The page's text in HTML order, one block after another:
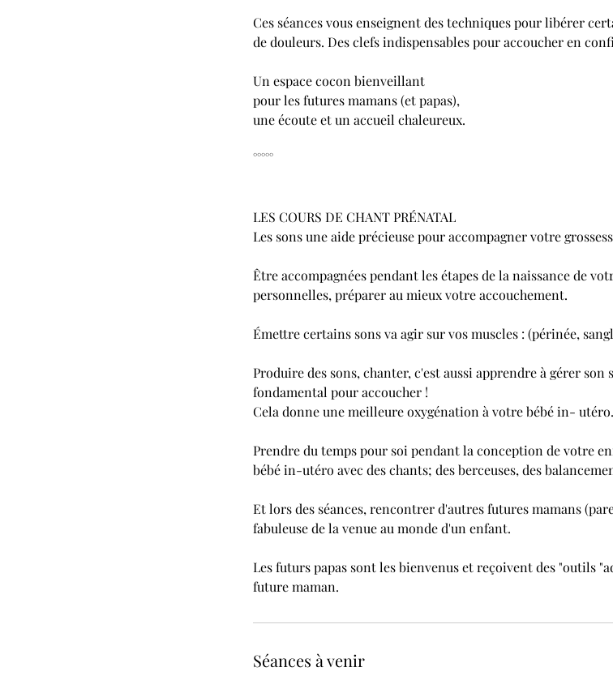
Ces séances vous enseignent des techniques pour libérer
de douleurs. Des clefs indispensables pour accoucher en
Un espace cocon bienveillant
pour les futures mamans (et papas),
une écoute et un accueil chaleureux.
°°°°°
LES COURS DE CHANT PRÉNATAL
Les sons une aide précieuse pour accompagner votre
Être accompagnées pendant les étapes de la naissance de
personnelles, préparer au mieux votre accouchement.
Émettre certains sons va agir sur vos muscles : (périnée,
Produire des sons, chanter, c'est aussi apprendre à gérer
fondamental pour accoucher !
Cela donne une meilleure oxygénation à votre bébé in-
Prendre du temps pour soi pendant la conception de votre
bébé in-utéro avec des chants; des berceuses, des
Et lors des séances, rencontrer d'autres futures mamans
fabuleuse de la venue au monde d'un enfant.
Les futurs papas sont les bienvenus et reçoivent des "outils
future maman.
Séances à venir